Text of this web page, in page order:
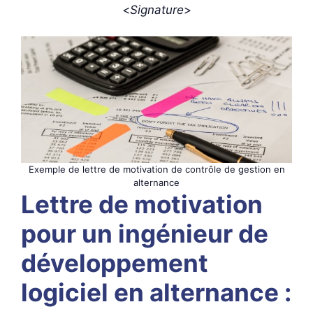
<Signature>
Exemple de lettre de motivation de contrôle de gestion en
alternance
Lettre de motivation
pour un ingénieur de
développement
logiciel en alternance :